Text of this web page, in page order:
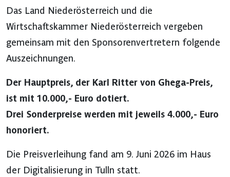
Das Land Niederösterreich und die
Wirtschaftskammer Niederösterreich vergeben
gemeinsam mit den Sponsorenvertretern folgende
Auszeichnungen.
Der Hauptpreis, der Karl Ritter von Ghega-Preis,
ist mit 10.000,- Euro dotiert.
Drei Sonderpreise werden mit jeweils 4.000,- Euro
honoriert.
Die Preisverleihung fand am 9. Juni 2026 im Haus
der Digitalisierung in Tulln statt.